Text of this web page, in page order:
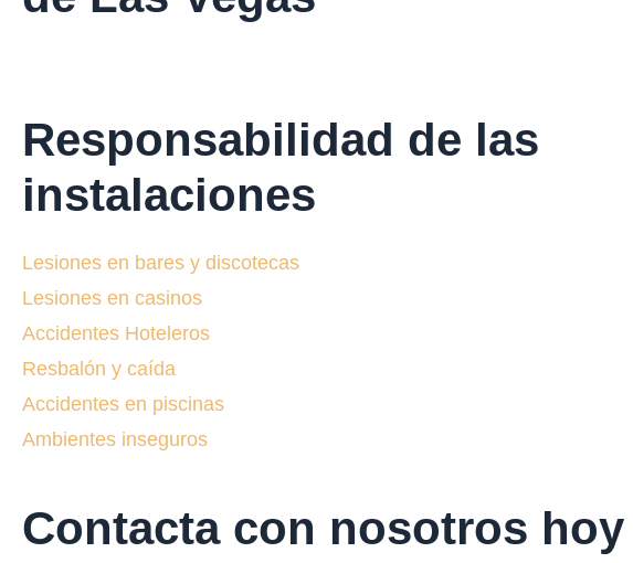
Responsabilidad de las
instalaciones
Lesiones en bares y discotecas
Lesiones en casinos
Accidentes Hoteleros
Resbalón y caída
Accidentes en piscinas
Ambientes inseguros
Contacta con nosotros hoy